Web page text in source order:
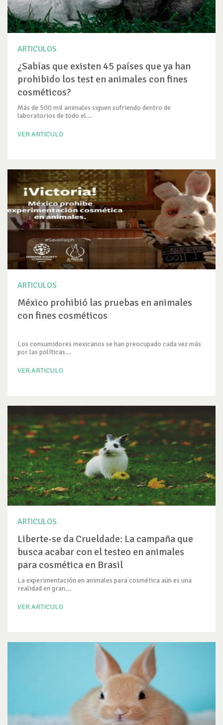
ARTICULOS
¿Sabías que existen 45 países que ya han
prohibido los test en animales con fines
cosméticos?
Más de 500 mil animales siguen sufriendo dentro de
laboratorios de todo el...
VER ARTICULO
ARTICULOS
México prohibió las pruebas en animales
con fines cosméticos
Los consumidores mexicanos se han preocupado cada vez más
por las políticas...
VER ARTICULO
ARTICULOS
Liberte-se da Crueldade: La campaña que
busca acabar con el testeo en animales
para cosmética en Brasil
La experimentación en animales para cosmética aún es una
realidad en gran...
VER ARTICULO